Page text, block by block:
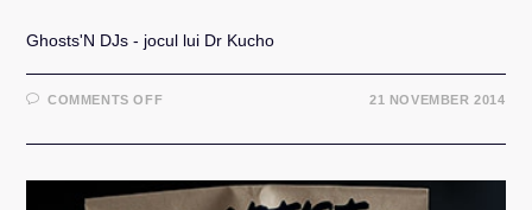
Ghosts'N DJs - jocul lui Dr Kucho
COMMENTS OFFON
KUCHO
ÎN
21 NOVEMBER 2014